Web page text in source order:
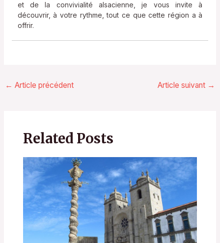
et de la convivialité alsacienne, je vous invite à
découvrir, à votre rythme, tout ce que cette région a à
offrir.
← Article précédent Article suivant →
Related Posts